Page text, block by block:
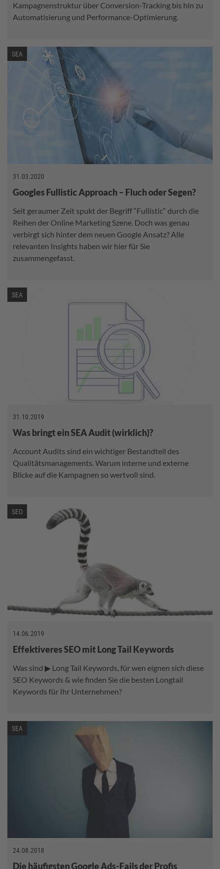
Kampagnenstruktur über Conversion-Tracking bis hin zu
Automatisierung und Performance-Optimierung.
SEA
31.03.2020
Googles Fullistic Approach – Fluch oder Segen?
Seit geraumer Zeit spukt der Begriff “Fullistic“ durch die
Reihen der Online Marketing Szene. Doch was genau
verbirgt sich hinter dem neuen Google Ansatz? Alle
relevanten Insights haben wir hier für Sie
zusammengefasst.
SEA
31.10.2019
Was bringt ein SEA Audit (wirklich)?
Account Audits sind ein wichtiger Bestandteil des
Qualitätsmanagements. Warum interne und externe
Blicke auf die Kampagnen so wertvoll sind.
SEO
14.06.2019
Effektiveres SEO mit Long Tail Keywords
Was sind ▶ Long Tail Keywords, für wen eignen sich diese
SEO Keywords & wie finden Sie die besten Longtail
Keywords für Ihr Unternehmen?
SEA
24.08.2018
Die häufigsten Google Ads-Fails der Profis